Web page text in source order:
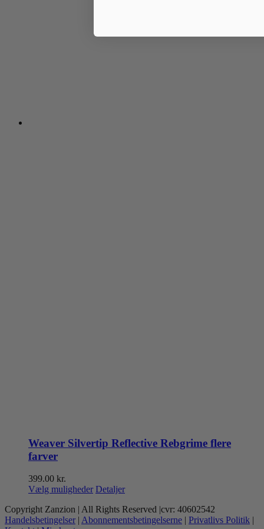
Weaver Silvertip Reflective Rebgrime flere
farver
399.00 kr.
Vælg muligheder Dette
har
flere
Detaljer
Copyright Zanzion | All Rights Reserved |cvr: 40602542
Handelsbetingelser | Abonnementsbetingelserne | Privatlivs Politik |